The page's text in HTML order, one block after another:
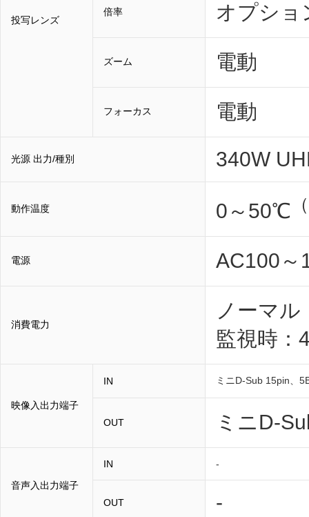
投写レンズ
倍率 オプショ
ズーム 電動
フォーカス 電動
光源 出力/種別 340W
動作温度 0～50℃
電源 AC100～
消費電力
ノーマ
監視時：
映像入出力端子
IN ミニD-Sub 15pin、
OUT ミニD-
音声入出力端子
IN -
OUT -